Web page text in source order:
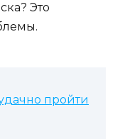
Это
пройти